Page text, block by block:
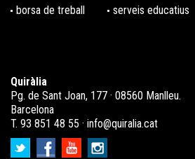
borsa de treball
serveis educatius
Quiràlia
Pg. de Sant Joan, 177 · 08560 Manlleu.
Barcelona
T. 93 851 48 55 · info@quiralia.cat